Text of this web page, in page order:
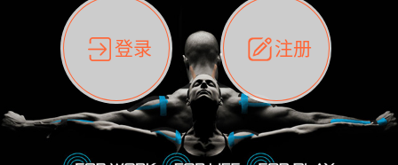
关节的半月板贴布张力用的100%，但自始至终
它都很坚强的贴着，没有出现过任何瘙痒的迹
象。不同的条件下，同一个身体，不同的部位
皮肤的敏感度也有不同。因此我们KINESIO要做
的，是在研发生产过程中竭尽全力的降低致敏
性，减少贴布本身带来的致敏率。那到底是什
么原因引起的过敏瘙痒呢？我整理了以下内容
仅供大家参考，希望能给予大家帮助。首先我
各种各样的酵素起着适当的作用，为细胞创造
了适合居住的环境。 在现代医学上，这种细胞
因子是一种酶的观点往往被否定，但在体内有
有毒细菌和无毒细菌，它们起着保持身体平衡
的作用。 Kinesio肌内效贴不像药物那样在短时
间内表现出症状，而是通过花费时间创造一个
对身体没有伤害（副作用等）的环境来减轻症
状。 但是，由于营养、精神、运动的平衡被破
激。通过对间质液的适当控制，可以连接皮下
筋膜，对关节进行非常轻柔的刺激，增加患部
的治疗区域。 snowflake“雪花”贴布不会妨碍皮
肤上下左右运动，有效的辅助修复关节周围组
织的筋膜。它可以作用于关节或肌肉表面，释
放压力，刺激深层筋膜。“雪花”贴扎疗法是一
种可以改变肌肉、筋膜和间质液之间自然流动
关系的方法。 间质液间质被称为人体的新器
官。研究人员认为，整个身体的网络是由坚韧
登录 注册